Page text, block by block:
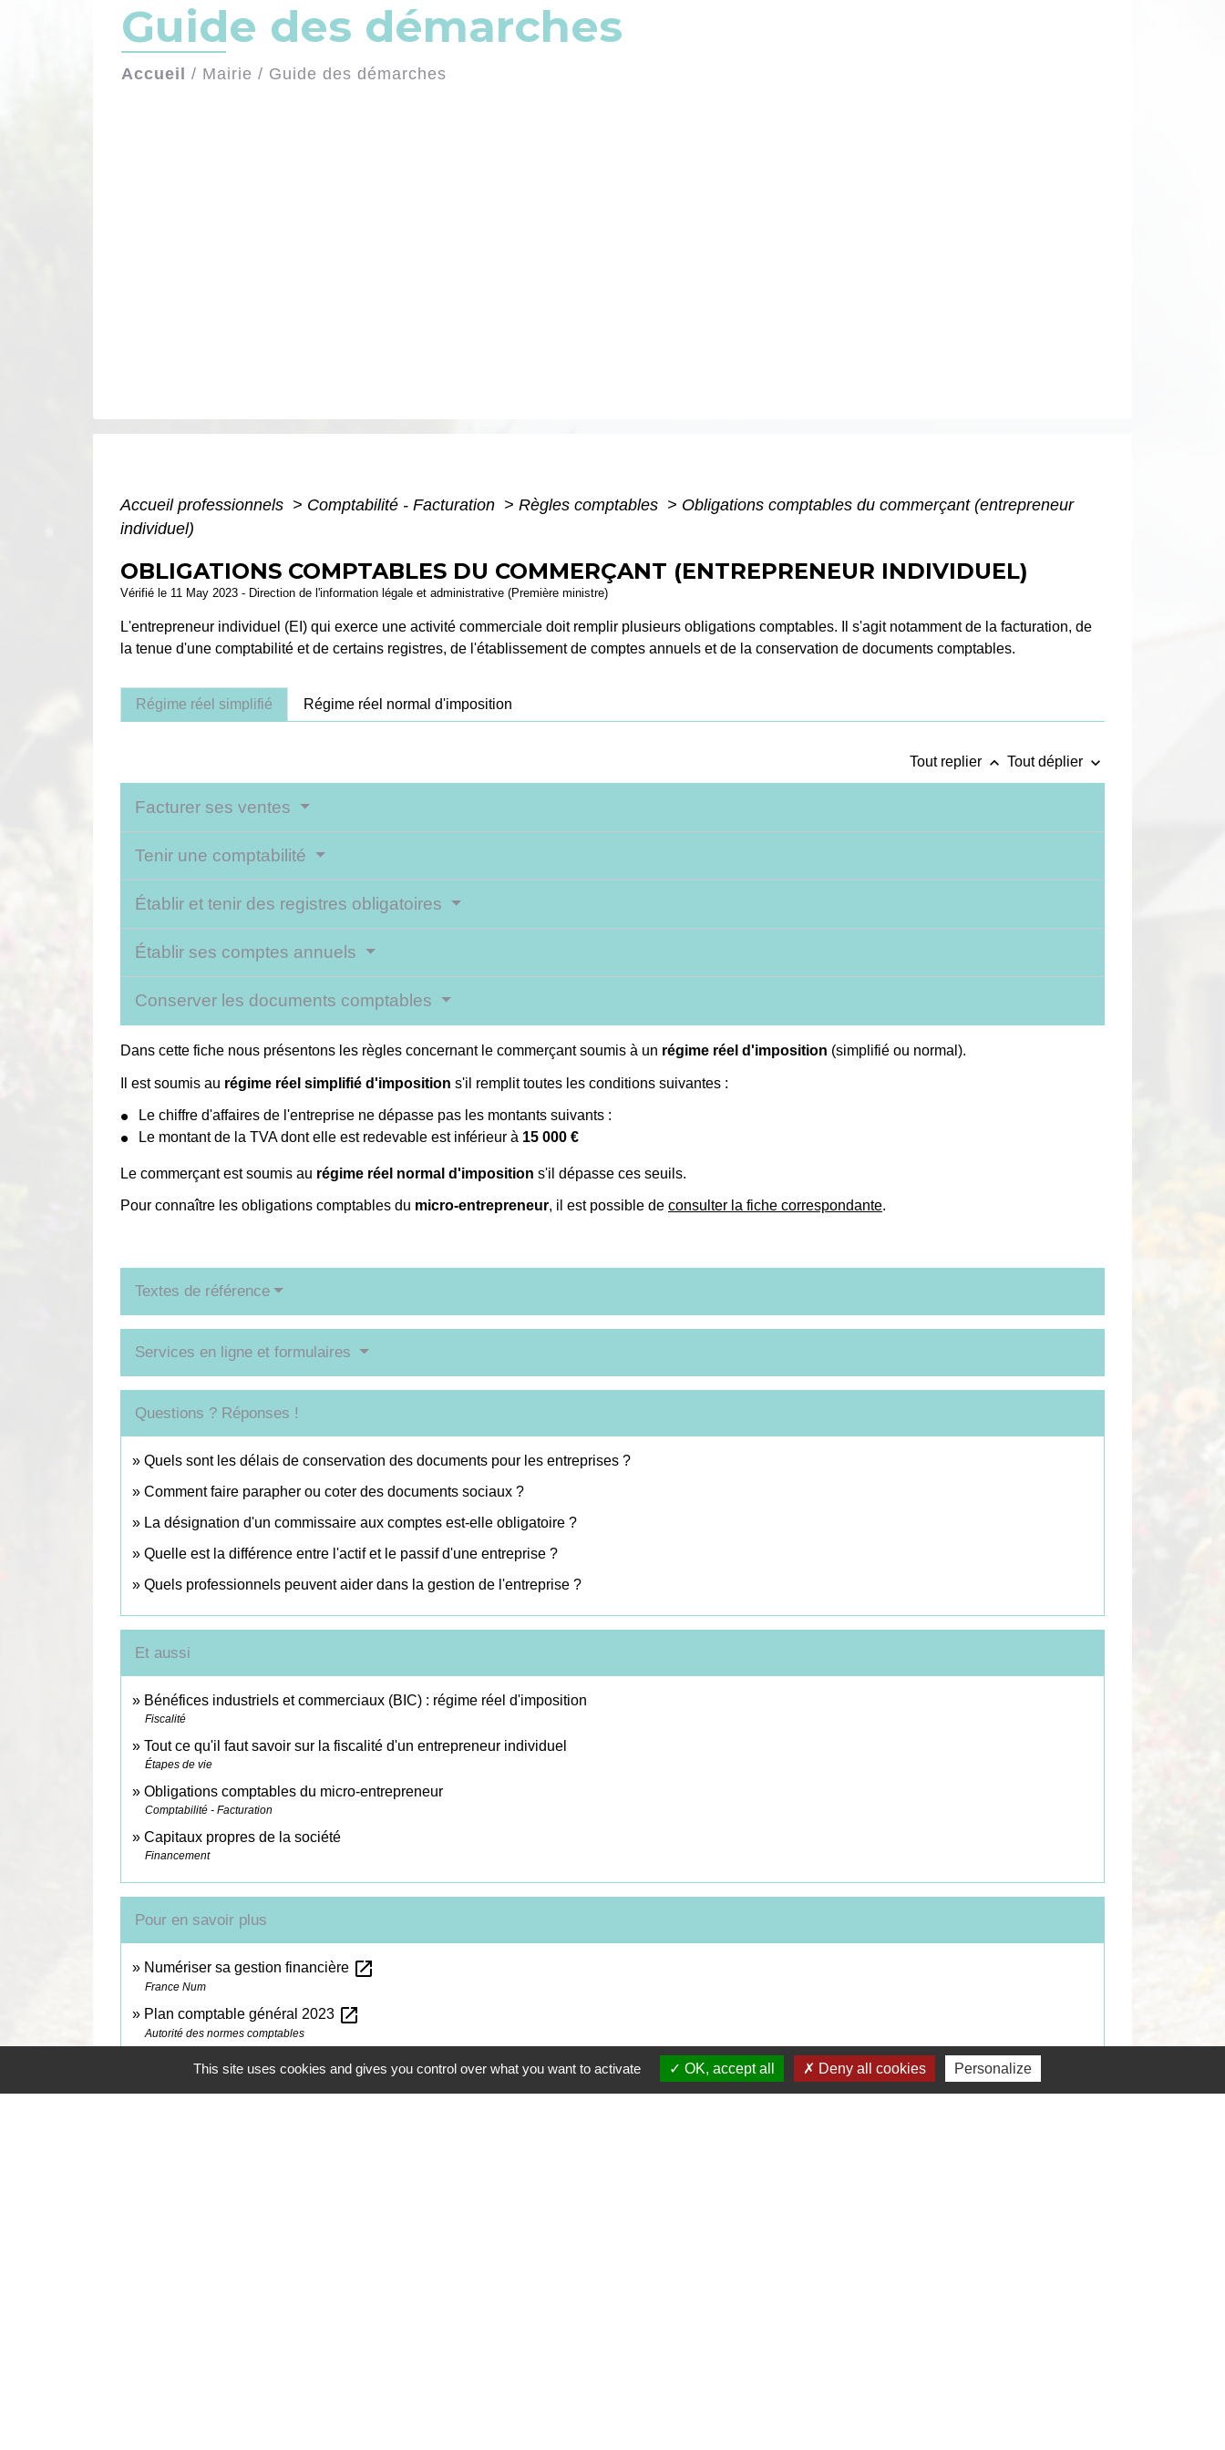
Guide des démarches
Accueil / Mairie / Guide des démarches
Accueil professionnels > Comptabilité - Facturation > Règles comptables > Obligations comptables du commerçant (entrepreneur
individuel)
OBLIGATIONS COMPTABLES DU COMMERÇANT (ENTREPRENEUR INDIVIDUEL)
Vérifié le 11 May 2023 - Direction de l'information légale et administrative (Première ministre)
L'entrepreneur individuel (EI) qui exerce une activité commerciale doit remplir plusieurs obligations comptables. Il s'agit notamment de la facturation, de
la tenue d'une comptabilité et de certains registres, de l'établissement de comptes annuels et de la conservation de documents comptables.
Régime réel simplifié Régime réel normal d'imposition
Tout replier keyboard_arrow_up Tout déplier keyboard_arrow_down
Facturer ses ventes
Tenir une comptabilité
Établir et tenir des registres obligatoires
Établir ses comptes annuels
Conserver les documents comptables
Dans cette fiche nous présentons les règles concernant le commerçant soumis à un régime réel d'imposition (simplifié ou normal).
Il est soumis au régime réel simplifié d'imposition s'il remplit toutes les conditions suivantes :
Le chiffre d'affaires de l'entreprise ne dépasse pas les montants suivants :
Le montant de la TVA dont elle est redevable est inférieur à 15 000 €
Le commerçant est soumis au régime réel normal d'imposition s'il dépasse ces seuils.
Pour connaître les obligations comptables du micro-entrepreneur, il est possible de consulter la fiche correspondante.
Textes de référence
Services en ligne et formulaires
Questions ? Réponses !
Quels sont les délais de conservation des documents pour les entreprises ?
Comment faire parapher ou coter des documents sociaux ?
La désignation d'un commissaire aux comptes est-elle obligatoire ?
Quelle est la différence entre l'actif et le passif d'une entreprise ?
Quels professionnels peuvent aider dans la gestion de l'entreprise ?
Et aussi
Bénéfices industriels et commerciaux (BIC) : régime réel d'imposition
Fiscalité
Tout ce qu'il faut savoir sur la fiscalité d'un entrepreneur individuel
Étapes de vie
Obligations comptables du micro-entrepreneur
Comptabilité - Facturation
Capitaux propres de la société
Financement
Pour en savoir plus
Numériser sa gestion financière open_in_new
France Num
Plan comptable général 2023 open_in_new
Autorité des normes comptables
Signaler une erreur sur cette page
This site uses cookies and gives you control over what you want to activate OK, accept all Deny all cookies Personalize